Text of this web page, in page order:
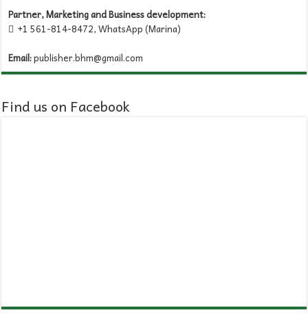
Partner, Marketing and Business development:
 +1 561-814-8472, WhatsApp (Marina)
Email:publisher.bhm@gmail.com
Find us on Facebook